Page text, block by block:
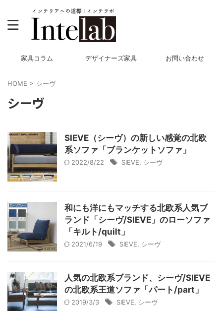
家具コラム デザイナーズ家具 お問い合わせ
HOME > シーヴ
シーヴ
SIEVE（シーヴ）の新しい感覚の北欧
系ソファ「ブランケットソファ」
2022/8/22 SIEVE シーヴ
和にも洋にもマッチする北欧系人気ブ
ランド「シーヴ/SIEVE」のローソファ
「キルト/quilt」
2021/6/19 SIEVE シーヴ
人気の北欧系ブランド、シーヴ/SIEVE
の北欧系王道ソファ「パート/part」
2019/3/3 SIEVE シーヴ